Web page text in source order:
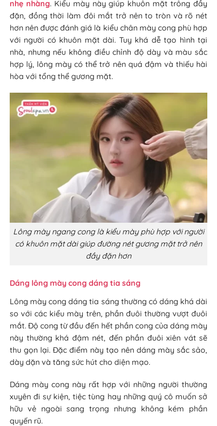
nhẹ nhàng. Kiểu mày này giúp khuôn mặt trông đầy
đặn, đồng thời làm đôi mắt trở nên to tròn và rõ nét
hơn nên được đánh giá là kiểu chân mày cong phù hợp
với người có khuôn mặt dài. Tuy khá dễ tạo hình tại
nhà, nhưng nếu không điều chỉnh độ dày và màu sắc
hợp lý, lông mày có thể trở nên quá đậm và thiếu hài
hòa với tổng thể gương mặt.
Lông mày ngang cong là kiểu mày phù hợp với người
có khuôn mặt dài giúp đường nét gương mặt trở nên
đầy đặn hơn
Dáng lông mày cong dáng tia sáng
Lông mày cong dáng tia sáng thường có dáng khá dài
so với các kiểu mày trên, phần đuôi thường vượt đuôi
mắt. Độ cong từ đầu đến hết phần cong của dáng mày
này thường khá đậm nét, đến phần đuôi xiên vát sẽ
thu gọn lại. Đặc điểm này tạo nên dáng mày sắc sảo,
dày dặn và tăng sức hút cho diện mạo.
Dáng mày cong này rất hợp với những người thường
xuyên đi sự kiện, tiệc tùng hay những quý cô muốn sở
hữu vẻ ngoài sang trọng nhưng không kém phần
quyến rũ.